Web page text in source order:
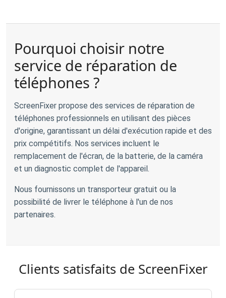
Pourquoi choisir notre
service de réparation de
téléphones ?
ScreenFixer propose des services de réparation de
téléphones professionnels en utilisant des pièces
d'origine, garantissant un délai d'exécution rapide et des
prix compétitifs. Nos services incluent le
remplacement de l'écran, de la batterie, de la caméra
et un diagnostic complet de l'appareil.
Nous fournissons un transporteur gratuit ou la
possibilité de livrer le téléphone à l'un de nos
partenaires.
Clients satisfaits de ScreenFixer